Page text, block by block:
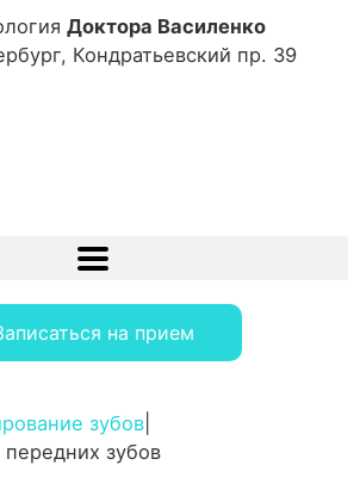
Доктора Василенко
Кондратьевский пр. 39
на прием
зубов
зубов